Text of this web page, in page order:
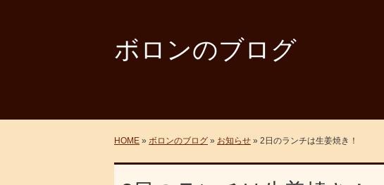
ボロンのブログ
HOME » ボロンのブログ » お知らせ » 2日のランチは生姜焼き！